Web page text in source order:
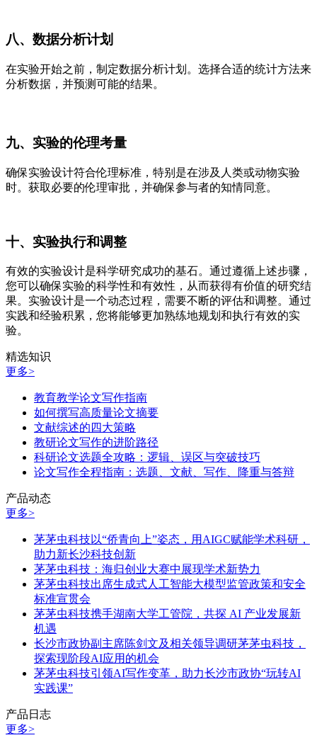
八、数据分析计划
在实验开始之前，制定数据分析计划。选择合适的统计方法来
分析数据，并预测可能的结果。
九、实验的伦理考量
确保实验设计符合伦理标准，特别是在涉及人类或动物实验
时。获取必要的伦理审批，并确保参与者的知情同意。
十、实验执行和调整
有效的实验设计是科学研究成功的基石。通过遵循上述步骤，
您可以确保实验的科学性和有效性，从而获得有价值的研究结
果。实验设计是一个动态过程，需要不断的评估和调整。通过
实践和经验积累，您将能够更加熟练地规划和执行有效的实
验。
精选知识
更多>
教育教学论文写作指南
如何撰写高质量论文摘要
文献综述的四大策略
教研论文写作的进阶路径
科研论文选题全攻略：逻辑、误区与突破技巧
论文写作全程指南：选题、文献、写作、降重与答辩
产品动态
更多>
茅茅虫科技以“侨青向上”姿态，用AIGC赋能学术科研，
助力新长沙科技创新
茅茅虫科技：海归创业大赛中展现学术新势力
茅茅虫科技出席生成式人工智能大模型监管政策和安全
标准宣贯会
茅茅虫科技携手湖南大学工管院，共探 AI 产业发展新
机遇
长沙市政协副主席陈剑文及相关领导调研茅茅虫科技，
探索现阶段AI应用的机会
茅茅虫科技引领AI写作变革，助力长沙市政协“玩转AI
实践课”
产品日志
更多>